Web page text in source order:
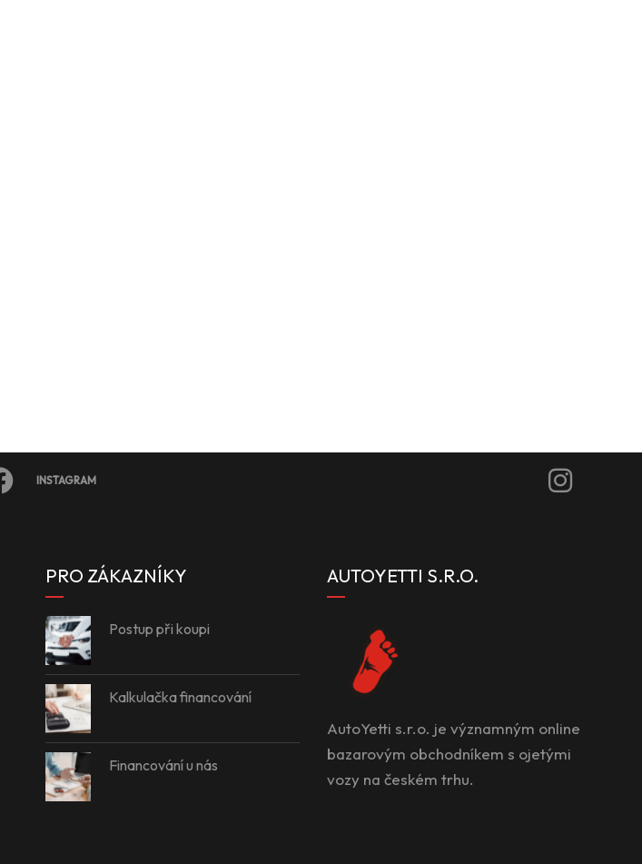
INSTAGRAM
PRO ZÁKAZNÍKY
Postup při koupi
Kalkulačka financování
Financování u nás
AUTOYETTI S.R.O.
AutoYetti s.r.o. je významným online
bazarovým obchodníkem s ojetými
vozy na českém trhu.